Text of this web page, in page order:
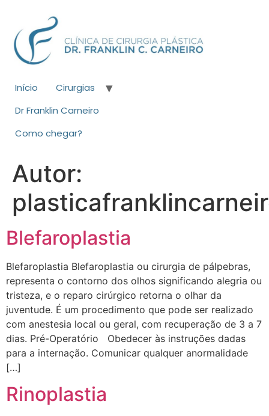
Início
Cirurgias
Dr Franklin Carneiro
Como chegar?
Autor:
Blefaroplastia
Blefaroplastia Blefaroplastia ou cirurgia de pálpebras,
representa o contorno dos olhos significando alegria ou
tristeza, e o reparo cirúrgico retorna o olhar da
juventude. É um procedimento que pode ser realizado
com anestesia local ou geral, com recuperação de 3 a 7
dias. Pré-Operatório Obedecer às instruções dadas
para a internação. Comunicar qualquer anormalidade
[…]
Rinoplastia